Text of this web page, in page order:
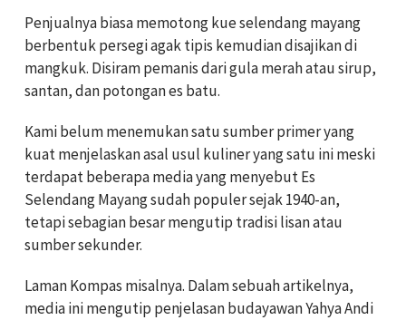
Penjualnya biasa memotong kue selendang mayang
berbentuk persegi agak tipis kemudian disajikan di
mangkuk. Disiram pemanis dari gula merah atau sirup,
santan, dan potongan es batu.
Kami belum menemukan satu sumber primer yang
kuat menjelaskan asal usul kuliner yang satu ini meski
terdapat beberapa media yang menyebut Es
Selendang Mayang sudah populer sejak 1940-an,
tetapi sebagian besar mengutip tradisi lisan atau
sumber sekunder.
Laman Kompas misalnya. Dalam sebuah artikelnya,
media ini mengutip penjelasan budayawan Yahya Andi